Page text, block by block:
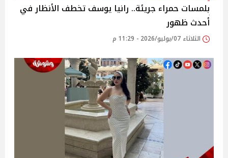
بلمسات حمراء جريئة.. رانيا يوسف تخطف الأنظار في
أحدث ظهور
الثلاثاء 07/يوليو/2026 - 11:29 م